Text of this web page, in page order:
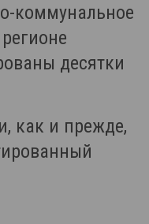
коммунальное
десятки
как и прежде,